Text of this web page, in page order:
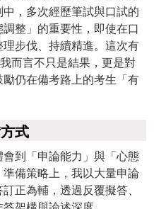
，多次經歷筆試與口試的
整」的重要性，即使在口
步伐、持續精進。這次有
而言不只是結果，更是對
仍在備考路上的考生「有
式
到「申論能力」與「心態
備策略上，我以大量申論
正為輔，透過反覆擬答、